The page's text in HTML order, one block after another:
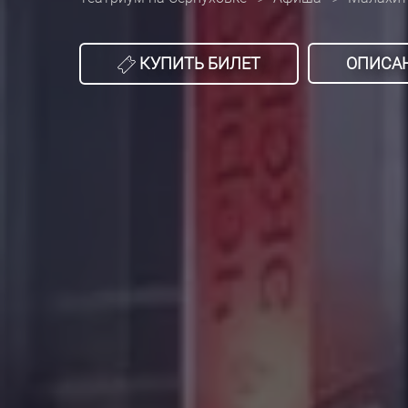
КУПИТЬ БИЛЕТ